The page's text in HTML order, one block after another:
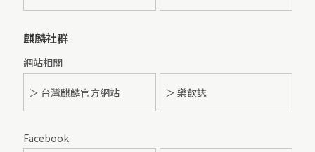
麒麟社群
網站相關
＞ 台灣麒麟官方網站 ＞ 樂飲誌
Facebook